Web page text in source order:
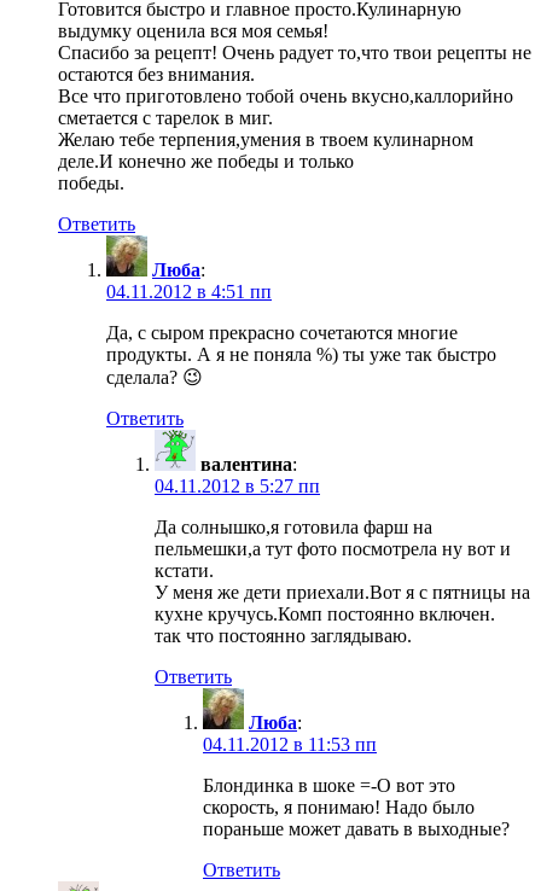
Готовится быстро и главное просто.Кулинарную
выдумку оценила вся моя семья!
Спасибо за рецепт! Очень радует то,что твои рецепты не
остаются без внимания.
Все что приготовлено тобой очень вкусно,каллорийно
сметается с тарелок в миг.
Желаю тебе терпения,умения в твоем кулинарном
деле.И конечно же победы и только
победы.
Ответить
Люба:
04.11.2012 в 4:51 пп
Да, с сыром прекрасно сочетаются многие
продукты. А я не поняла %) ты уже так быстро
сделала? 😉
Ответить
валентина:
04.11.2012 в 5:27 пп
Да солнышко,я готовила фарш на
пельмешки,а тут фото посмотрела ну вот и
кстати.
У меня же дети приехали.Вот я с пятницы на
кухне кручусь.Комп постоянно включен.
так что постоянно заглядываю.
Ответить
Люба:
04.11.2012 в 11:53 пп
Блондинка в шоке =-O вот это
скорость, я понимаю! Надо было
пораньше может давать в выходные?
Ответить